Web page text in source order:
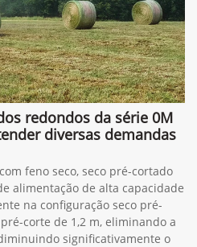
redondos da série 0M
diversas demandas
feno seco, seco pré-cortado
alimentação de alta capacidade
na configuração seco pré-
corte de 1,2 m, eliminando a
significativamente o